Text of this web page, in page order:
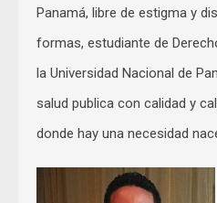
Panamá, libre de estigma y
formas, estudiante de
la Universidad Nacional de
salud publica con calidad y
donde hay una necesidad